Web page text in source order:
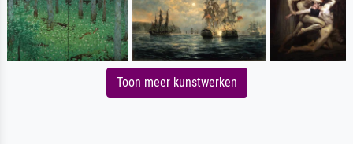
Toon meer kunstwerken